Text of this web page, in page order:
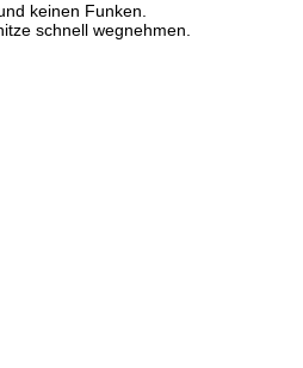
keinen Funken.
schnell wegnehmen.